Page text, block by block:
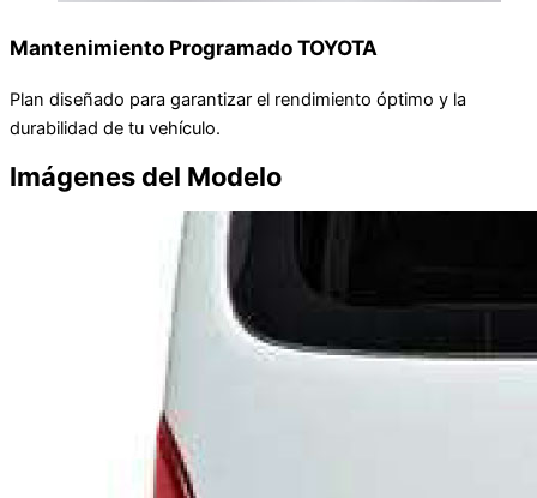
Mantenimiento Programado TOYOTA
Plan diseñado para garantizar el rendimiento óptimo y la
durabilidad de tu vehículo.
Imágenes del Modelo